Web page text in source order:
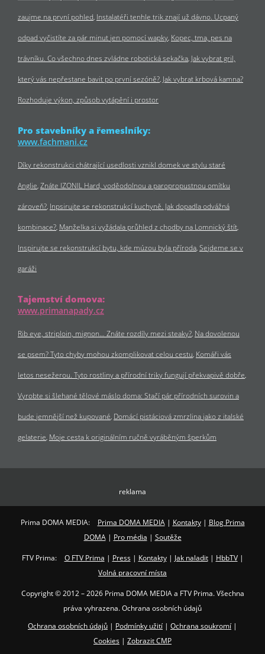
zaujme na první pohled Instalatéři tenhle trik znají už dávno. Ucpaný
odpad vyčistíte za pár minut jen pomocí wapky Kopec, tma, pes na
trávníku. Co všechno dnes zvládne robotická sekačka Jak vybrat gril,
který vás nepřestane bavit po první sezóně? Jak vybrat krbová kamna?
Rozhoduje výkon, způsob vytápění i prostor
Pro stavebníky a řemeslníky:
www.fachmani.cz
Díky rekonstrukci chátrající usedlosti vznikl domek ve stylu staré
Anglie Znáte IZONIL Hard, voděodolnou a paropropustnou omítku
zároveň? Inpsirujte se rekonstrukcí kuchyně. Jak dopadla odvážná
kombinace? Manželka si vyžádala průhled z chodby na Lomnický štít
Inspirujte se rekonstrukcí bytu, kde múzou byla příroda Sejdeme se v
garáži
Tajemství domova:
www.primanapady.cz
Rib eye, striploin, mignon… Znáte rozdíly mezi steaky? Na dovolenou
se psem? Tyto chyby mohou zkomplikovat celou cestu Komáři vás
letos nesežerou. Tyto rostliny a přírodní triky fungují překvapivě dobře
Vyrobte si šlehané tělové máslo doma: Stačí pár přírodních surovin a
bude jemnější než kupované Domácí pistáciová zmrzlina jako z italské
gelaterie Moje cesta k originálním ručně vyráběným šperkům
reklama
Prima DOMA MEDIA: Prima DOMA MEDIA| Kontakty| Blog Prima
DOMA| Pro média | Soutěže
FTV Prima: O FTV Prima | Press| Kontakty| Jak naladit| HbbTV|
Volná pracovní místa
Copyright © 2012 – 2026 Prima DOMA MEDIA a FTV Prima. Všechna
práva vyhrazena. Ochrana osobních údajů
Ochrana osobních údajů | Podmínky užití | Ochrana soukromí |
Cookies | Zobrazit CMP